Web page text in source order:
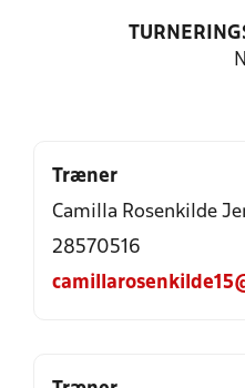
Træner
Camilla Rosenkilde
28570516